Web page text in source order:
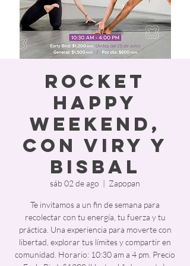
Rocket
Happy
Weekend,
con Viry y
Bisbal
sáb 02 de ago
  |
Zapopan
Te invitamos a un fin de semana para
recolectar con tu energía, tu fuerza y tu
práctica. Una experiencia para moverte con
libertad, explorar tus límites y compartir en
comunidad. Horario: 10:30 am a 4 pm. Precio